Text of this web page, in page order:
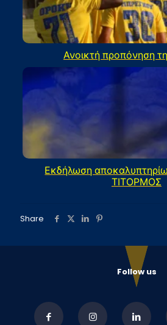
Ανοικτή προπόνηση
Εκδήλωση
ΤΙΤΟΡΜΟΣ
Share
Follow us